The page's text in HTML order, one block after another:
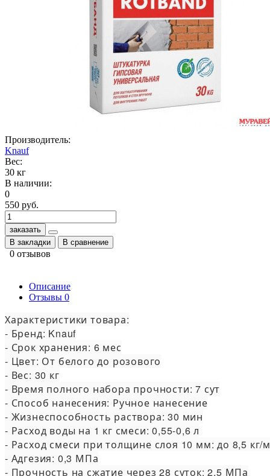
Производитель:
Knauf
Вес:
30 кг
В наличии:
0
550 руб.
заказать
В закладки
В сравнение
0 отзывов
Описание
Отзывы 0
Характеристики товара:
- Бренд: Knauf
- Срок хранения: 6 мес
- Цвет: От белого до розового
- Вес: 30 кг
- Время полного набора прочности: 7 сут
- Способ нанесения: Ручное нанесение
- Жизнеспособность раствора: 30 мин
- Расход воды на 1 кг смеси: 0,55-0,6 л
- Расход смеси при толщине слоя 10 мм: до 8,5 кг/
- Адгезия: 0,3 МПа
- Прочность на сжатие через 28 суток: 2,5 МПа